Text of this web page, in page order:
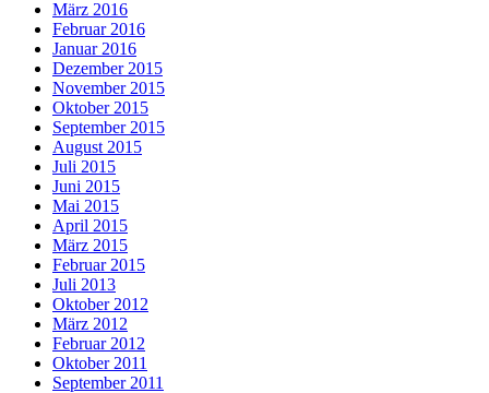
März 2016
Februar 2016
Januar 2016
Dezember 2015
November 2015
Oktober 2015
September 2015
August 2015
Juli 2015
Juni 2015
Mai 2015
April 2015
März 2015
Februar 2015
Juli 2013
Oktober 2012
März 2012
Februar 2012
Oktober 2011
September 2011